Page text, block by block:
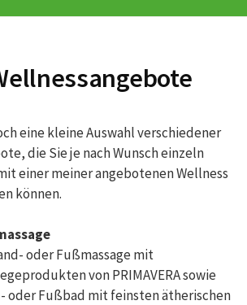
eine kleine Auswahl verschiedener
die Sie je nach Wunsch einzeln
einer meiner angebotenen Wellness
können.
oder Fußmassage mit
von PRIMAVERA sowie
oder Fußbad mit feinsten ätherischen